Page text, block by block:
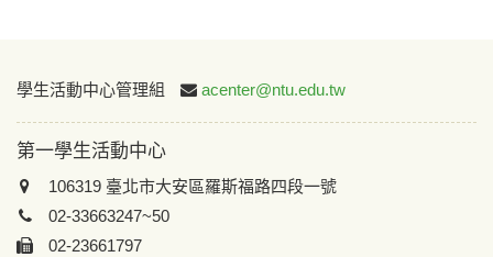
:::
學生活動中心管理組 acenter@ntu.edu.tw
第一學生活動中心
106319 臺北市大安區羅斯福路四段一號
02-33663247~50
02-23661797